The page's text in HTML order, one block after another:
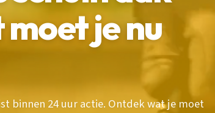
je nu
binnen 24 uur actie. Ontdek wat je moet